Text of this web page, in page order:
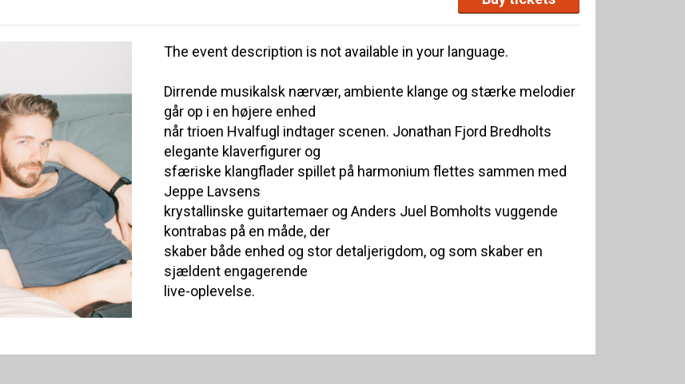
The event description is not available in your language.
Dirrende musikalsk nærvær, ambiente klange og stærke melodier
går op i en højere enhed
når trioen Hvalfugl indtager scenen. Jonathan Fjord Bredholts
elegante klaverfigurer og
sfæriske klangflader spillet på harmonium flettes sammen med
Jeppe Lavsens
krystallinske guitartemaer og Anders Juel Bomholts vuggende
kontrabas på en måde, der
skaber både enhed og stor detaljerigdom, og som skaber en
sjældent engagerende
live-oplevelse.